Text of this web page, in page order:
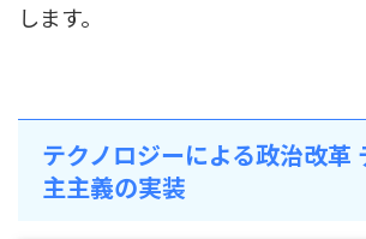
します。
テクノロジーによる政治改革
主主義の実装